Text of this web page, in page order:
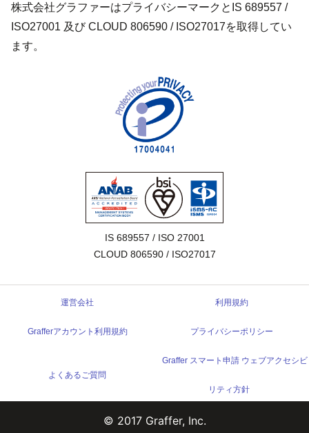
株式会社グラファーはプライバシーマークとIS 689557 /
ISO27001 及び CLOUD 806590 / ISO27017を取得してい
ます。
IS 689557 / ISO 27001
CLOUD 806590 / ISO27017
運営会社 利用規約
Grafferアカウント利用規約 プライバシーポリシー
よくあるご質問
Graffer スマート申請 ウェブアクセシビ
リティ方針
© 2017 Graffer, Inc.